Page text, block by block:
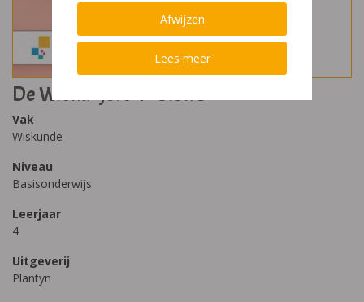
De Wiskanjers 4 - blok 5
Vak
Wiskunde
Niveau
Basisonderwijs
Leerjaar
4
Uitgeverij
Plantyn
Afwijzen
Lees meer